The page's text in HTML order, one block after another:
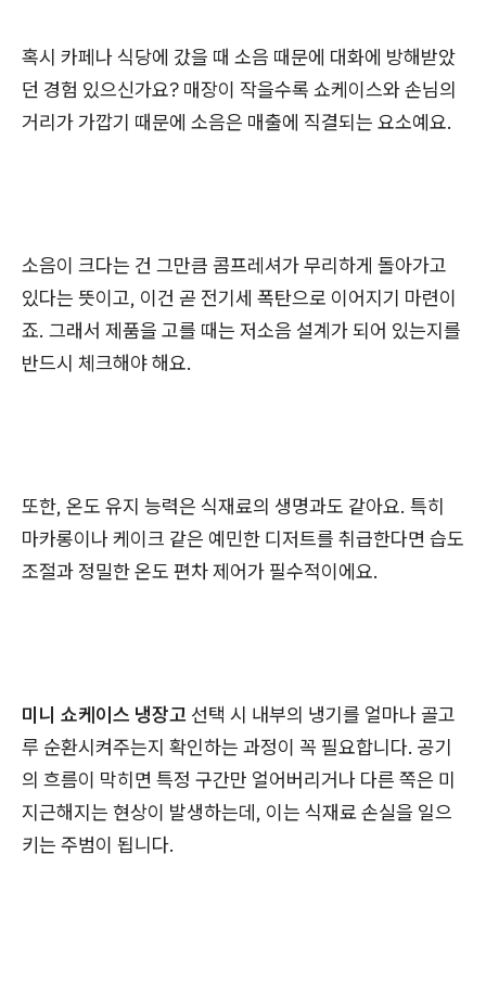
혹시 카페나 식당에 갔을 때 소음 때문에 대화에 방해받았
던 경험 있으신가요? 매장이 작을수록 쇼케이스와 손님의
거리가 가깝기 때문에 소음은 매출에 직결되는 요소예요.
소음이 크다는 건 그만큼 콤프레셔가 무리하게 돌아가고
있다는 뜻이고, 이건 곧 전기세 폭탄으로 이어지기 마련이
죠. 그래서 제품을 고를 때는 저소음 설계가 되어 있는지를
반드시 체크해야 해요.
또한, 온도 유지 능력은 식재료의 생명과도 같아요. 특히
마카롱이나 케이크 같은 예민한 디저트를 취급한다면 습도
조절과 정밀한 온도 편차 제어가 필수적이에요.
미니 쇼케이스 냉장고 선택 시 내부의 냉기를 얼마나 골고
루 순환시켜주는지 확인하는 과정이 꼭 필요합니다. 공기
의 흐름이 막히면 특정 구간만 얼어버리거나 다른 쪽은 미
지근해지는 현상이 발생하는데, 이는 식재료 손실을 일으
키는 주범이 됩니다.